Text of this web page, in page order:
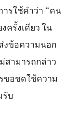
รใช้คำว่า “คน
ครั้งเดียว ใน
งข้อความนอก
สามารถกล่าว
ขอชดใช้ความ
รับ